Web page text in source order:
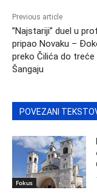
Previous article
”Najstariji” duel u
pripao Novaku –
preko Čilića do treće
Šangaju
POVEZANI
Fokus